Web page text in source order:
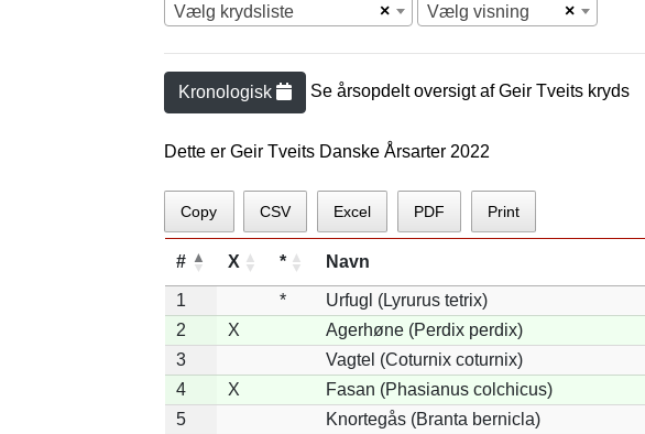
×
Vælg krydsliste ×
Vælg visning
Kronologisk Se årsopdelt oversigt afGeir Tveits kryds
Dette er Geir Tveits Danske Årsarter 2022
Copy CSV Excel PDF Print
# X * Navn
1 *
Urfugl (Lyrurus tetrix)
2
X Agerhøne (Perdix perdix)
3
Vagtel (Coturnix coturnix)
4
X Fasan (Phasianus colchicus)
5
Knortegås (Branta bernicla)